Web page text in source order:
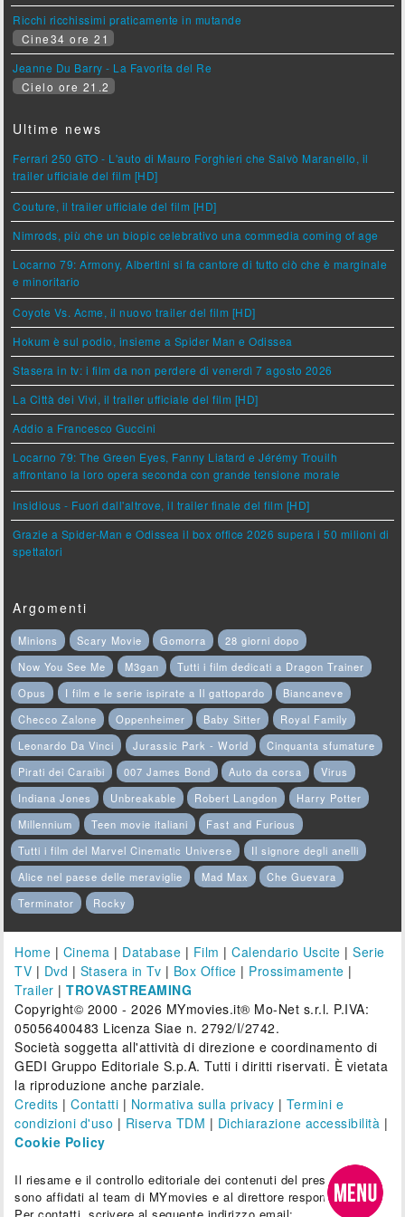
Ricchi ricchissimi praticamente in mutande
Cine34 ore 21
Jeanne Du Barry - La Favorita del Re
Cielo ore 21.2
Ultime news
Ferrari 250 GTO - L'auto di Mauro Forghieri che Salvò Maranello, il
trailer ufficiale del film [HD]
Couture, il trailer ufficiale del film [HD]
Nimrods, più che un biopic celebrativo una commedia coming of age
Locarno 79: Armony, Albertini si fa cantore di tutto ciò che è marginale
e minoritario
Coyote Vs. Acme, il nuovo trailer del film [HD]
Hokum è sul podio, insieme a Spider Man e Odissea
Stasera in tv: i film da non perdere di venerdì 7 agosto 2026
La Città dei Vivi, il trailer ufficiale del film [HD]
Addio a Francesco Guccini
Locarno 79: The Green Eyes, Fanny Liatard e Jérémy Trouilh
affrontano la loro opera seconda con grande tensione morale
Insidious - Fuori dall'altrove, il trailer finale del film [HD]
Grazie a Spider-Man e Odissea il box office 2026 supera i 50 milioni di
spettatori
Argomenti
Minions Scary Movie Gomorra
28 giorni dopo
Now You See Me
M3gan
Tutti i film dedicati a Dragon Trainer
Opus
I film e le serie ispirate a Il gattopardo
Biancaneve
Checco Zalone
Oppenheimer Baby Sitter
Royal Family
Leonardo Da Vinci
Jurassic Park - World
Cinquanta sfumature
Pirati dei Caraibi
007 James Bond Auto da corsa
Virus
Indiana Jones
Unbreakable Robert Langdon
Harry Potter
Millennium
Teen movie italiani
Fast and Furious
Tutti i film del Marvel Cinematic Universe
Il signore degli anelli
Alice nel paese delle meraviglie
Mad Max
Che Guevara
Terminator
Rocky
Home | Cinema | Database | Film |Calendario Uscite |Serie
TV | Dvd | Stasera in Tv | Box Office | Prossimamente |
Trailer |TROVASTREAMING
Copyright© 2000 - 2026 MYmovies.it® Mo-Net s.r.l. P.IVA:
05056400483 Licenza Siae n. 2792/I/2742.
Società soggetta all'attività di direzione e coordinamento di
GEDI Gruppo Editoriale S.p.A. Tutti i diritti riservati. È vietata
la riproduzione anche parziale.
Credits |Contatti | Normativa sulla privacy | Termini e
condizioni d'uso | Riserva TDM | Dichiarazione accessibilità |
Cookie Policy
Il riesame e il controllo editoriale dei contenuti del presente sito
sono affidati al team di MYmovies e al direttore responsabile.